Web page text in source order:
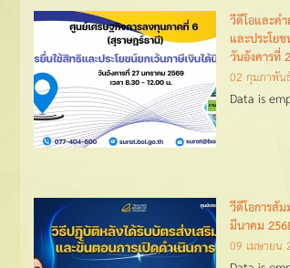
วีดีโอและค
และประโย
วันอังคารที่
02 กุมภาพัน
Data is
วีดีโอการสั
มีนาคม
09 เมษายน